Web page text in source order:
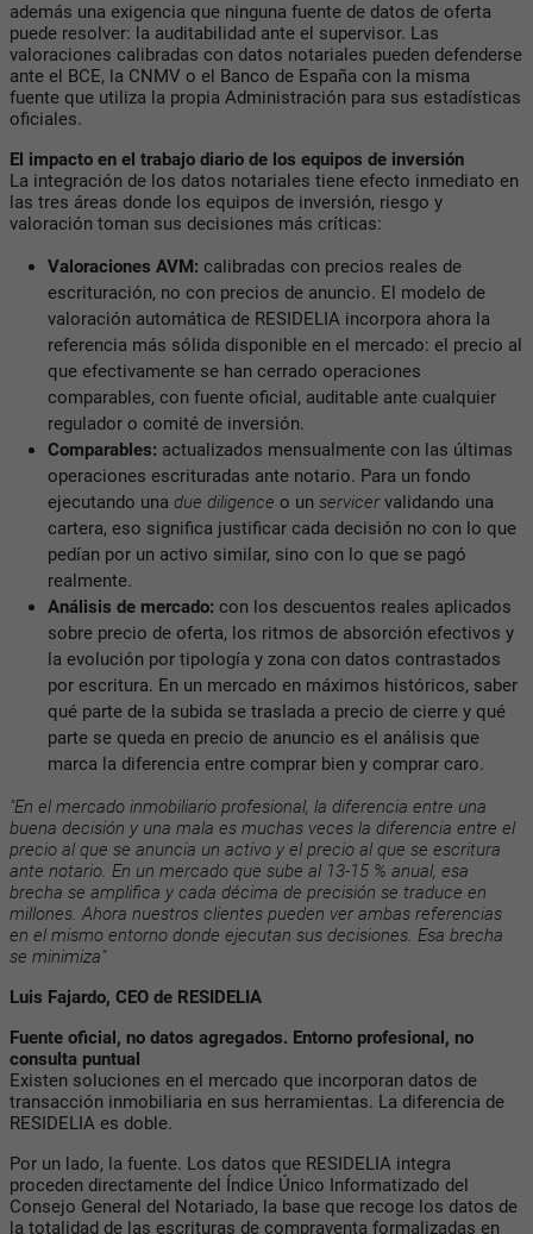
además una exigencia que ninguna fuente de datos de oferta
puede resolver: la auditabilidad ante el supervisor. Las
valoraciones calibradas con datos notariales pueden defenderse
ante el BCE, la CNMV o el Banco de España con la misma
fuente que utiliza la propia Administración para sus estadísticas
oficiales.
El impacto en el trabajo diario de los equipos de inversión
La integración de los datos notariales tiene efecto inmediato en
las tres áreas donde los equipos de inversión, riesgo y
valoración toman sus decisiones más críticas:
Valoraciones AVM: calibradas con precios reales de
escrituración, no con precios de anuncio. El modelo de
valoración automática de RESIDELIA incorpora ahora la
referencia más sólida disponible en el mercado: el precio al
que efectivamente se han cerrado operaciones
comparables, con fuente oficial, auditable ante cualquier
regulador o comité de inversión.
Comparables: actualizados mensualmente con las últimas
operaciones escrituradas ante notario. Para un fondo
ejecutando una due diligence o un servicer validando una
cartera, eso significa justificar cada decisión no con lo que
pedían por un activo similar, sino con lo que se pagó
realmente.
Análisis de mercado: con los descuentos reales aplicados
sobre precio de oferta, los ritmos de absorción efectivos y
la evolución por tipología y zona con datos contrastados
por escritura. En un mercado en máximos históricos, saber
qué parte de la subida se traslada a precio de cierre y qué
parte se queda en precio de anuncio es el análisis que
marca la diferencia entre comprar bien y comprar caro.
"En el mercado inmobiliario profesional, la diferencia entre una
buena decisión y una mala es muchas veces la diferencia entre el
precio al que se anuncia un activo y el precio al que se escritura
ante notario. En un mercado que sube al 13-15 % anual, esa
brecha se amplifica y cada décima de precisión se traduce en
millones. Ahora nuestros clientes pueden ver ambas referencias
en el mismo entorno donde ejecutan sus decisiones. Esa brecha
se minimiza"
Luis Fajardo, CEO de RESIDELIA
Fuente oficial, no datos agregados. Entorno profesional, no
consulta puntual
Existen soluciones en el mercado que incorporan datos de
transacción inmobiliaria en sus herramientas. La diferencia de
RESIDELIA es doble.
Por un lado, la fuente. Los datos que RESIDELIA integra
proceden directamente del Índice Único Informatizado del
Consejo General del Notariado, la base que recoge los datos de
la totalidad de las escrituras de compraventa formalizadas en